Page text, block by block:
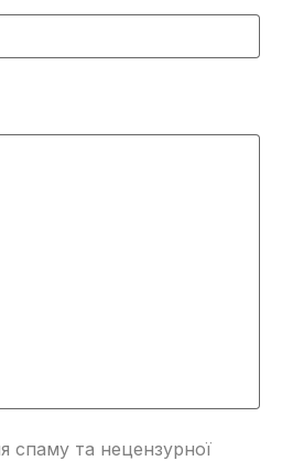
спаму та нецензурної